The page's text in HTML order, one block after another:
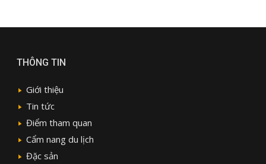
THÔNG TIN
Giới thiệu
Tin tức
Điểm tham quan
Cẩm nang du lịch
Đặc sản